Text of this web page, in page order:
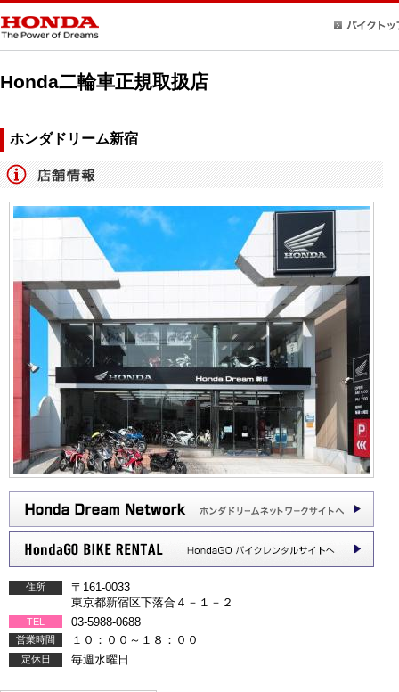
Honda二輪車正規取扱店
ホンダドリーム新宿
住所
〒161-0033
東京都新宿区下落合４－１－２
TEL 03-5988-0688
営業時間 １０：００～１８：００
定休日 毎週水曜日